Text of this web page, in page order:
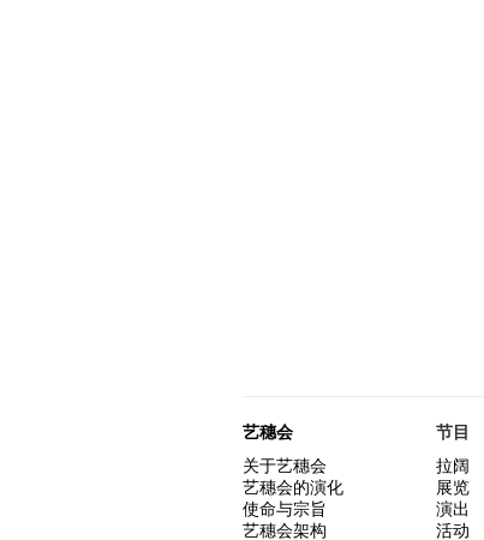
艺穗会
关于艺穗会
艺穗会的演化
使命与宗旨
艺穗会架构
节目
拉阔
展览
演出
活动